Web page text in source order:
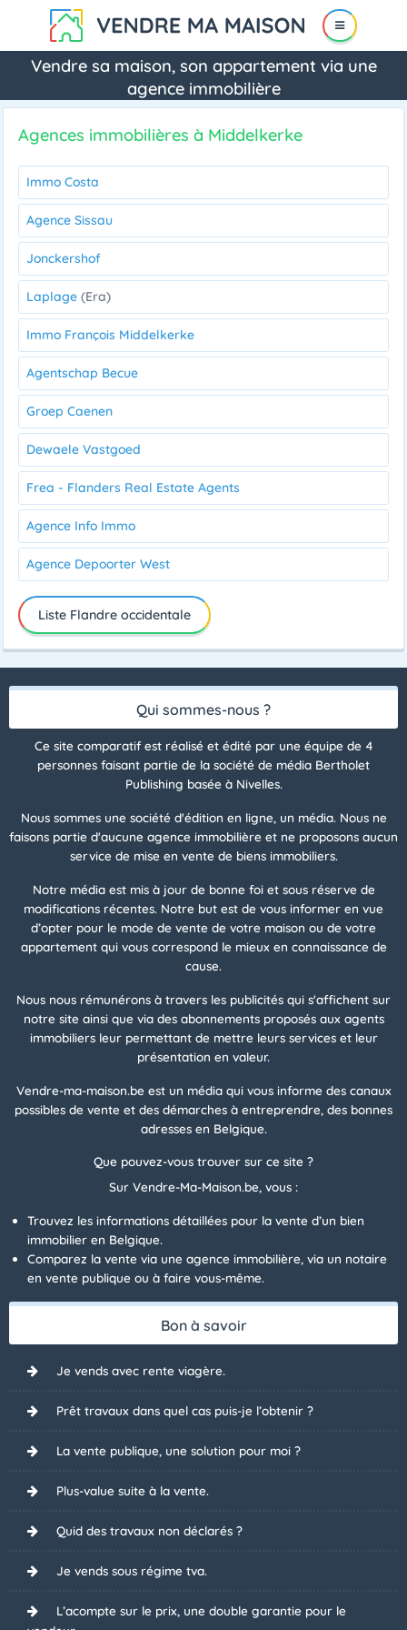
Vendre sa maison, son appartement via une
agence immobilière
Agences immobilières à Middelkerke
Immo Costa
Agence Sissau
Jonckershof
Laplage (Era)
Immo François Middelkerke
Agentschap Becue
Groep Caenen
Dewaele Vastgoed
Frea - Flanders Real Estate Agents
Agence Info Immo
Agence Depoorter West
Liste Flandre occidentale
Qui sommes-nous ?
Ce site comparatif est réalisé et édité par une équipe de 4
personnes faisant partie de la société de média Bertholet
Publishing basée à Nivelles.
Nous sommes une société d'édition en ligne, un média. Nous ne
faisons partie d'aucune agence immobilière et ne proposons aucun
service de mise en vente de biens immobiliers.
Notre média est mis à jour de bonne foi et sous réserve de
modifications récentes. Notre but est de vous informer en vue
d’opter pour le mode de vente de votre maison ou de votre
appartement qui vous correspond le mieux en connaissance de
cause.
Nous nous rémunérons à travers les publicités qui s'affichent sur
notre site ainsi que via des abonnements proposés aux agents
immobiliers leur permettant de mettre leurs services et leur
présentation en valeur.
Vendre-ma-maison.be est un média qui vous informe des canaux
possibles de vente et des démarches à entreprendre, des bonnes
adresses en Belgique.
Que pouvez-vous trouver sur ce site ?
Sur Vendre-Ma-Maison.be, vous :
Trouvez les informations détaillées pour la vente d’un bien
immobilier en Belgique.
Comparez la vente via une agence immobilière, via un notaire
en vente publique ou à faire vous-même.
Bon à savoir
Je vends avec rente viagère.
Prêt travaux dans quel cas puis-je l’obtenir ?
La vente publique, une solution pour moi ?
Plus-value suite à la vente.
Quid des travaux non déclarés ?
Je vends sous régime tva.
L’acompte sur le prix, une double garantie pour le